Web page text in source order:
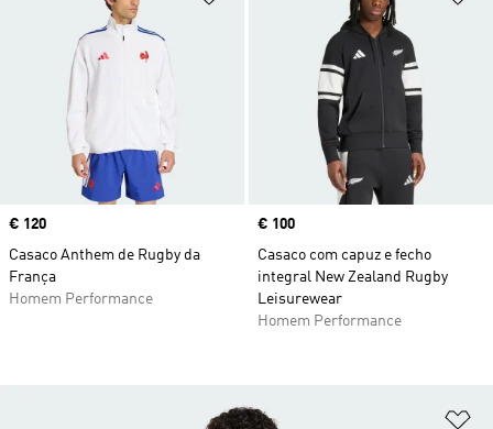
Price
€ 120
Casaco Anthem de Rugby da
França
Homem Performance
Price
€ 100
Casaco com capuz e fecho
integral New Zealand Rugby
Leisurewear
Homem Performance